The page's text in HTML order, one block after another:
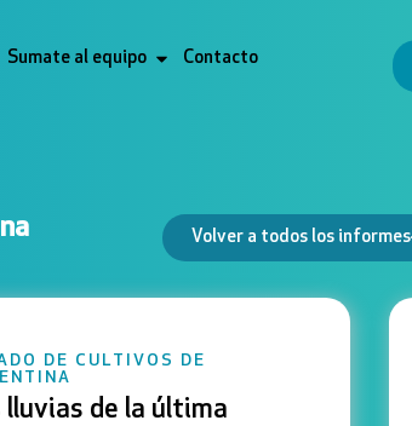
Sumate al equipo Contacto
Volver a todos los informes
DE CULTIVOS DE
lluvias de la última